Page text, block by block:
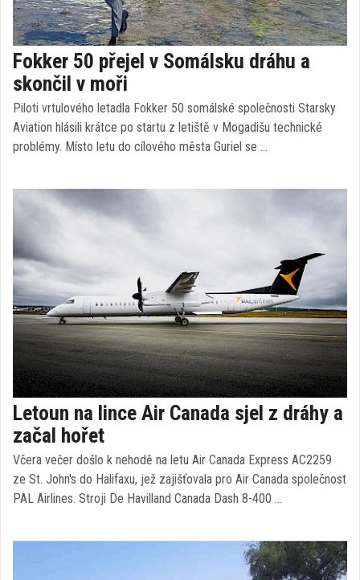
Fokker 50 přejel v Somálsku dráhu a
skončil v moři
Piloti vrtulového letadla Fokker 50 somálské společnosti Starsky
Aviation hlásili krátce po startu z letiště v Mogadišu technické
problémy. Místo letu do cílového města Guriel se …
Letoun na lince Air Canada sjel z dráhy a
začal hořet
Včera večer došlo k nehodě na letu Air Canada Express AC2259
ze St. John's do Halifaxu, jež zajišťovala pro Air Canada společnost
PAL Airlines. Stroji De Havilland Canada Dash 8-400 …